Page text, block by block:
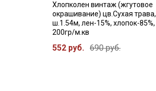
Хлопколен винтаж (жгутовое
окрашивание) цв.Сухая трава,
ш.1.54м, лен-15%, хлопок-85%,
200гр/м.кв
552 руб. 690 руб.